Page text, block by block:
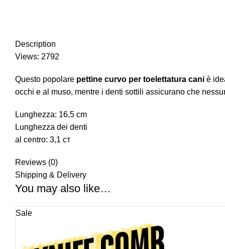
Description
Views: 2792
Questo popolare pettine curvo per toelettatura cani è
occhi e al muso, mentre i denti sottili assicurano che
Lunghezza: 16,5 cm
Lunghezza dei denti
al centro: 3,1 cт
Reviews (0)
Shipping & Delivery
You may also like…
Sale